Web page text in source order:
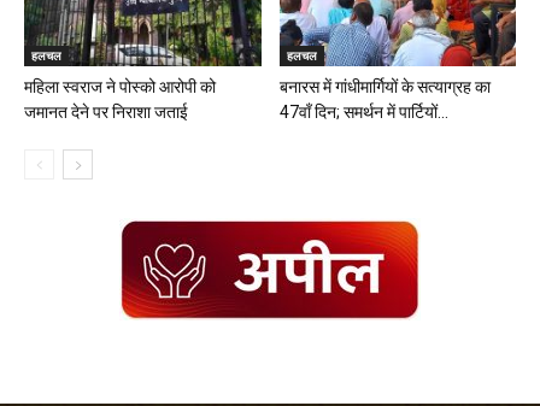
हलचल
महिला स्वराज ने पोस्को आरोपी को
जमानत देने पर निराशा जताई
हलचल
बनारस में गांधीमार्गियों के सत्याग्रह का
47वॉं दिन; समर्थन में पार्टियों...